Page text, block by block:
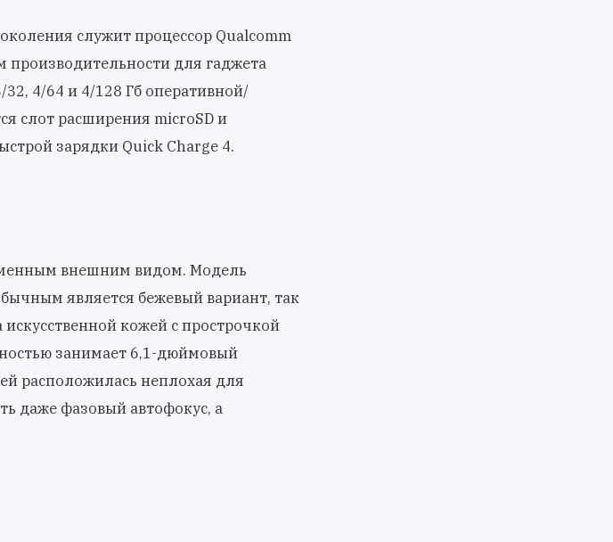
служит процессор Qualcomm
производительности для гаджета
4/64 и 4/128 Гб оперативной/
слот расширения microSD и
зарядки Quick Charge 4.
внешним видом. Модель
является бежевый вариант, так
кожей с прострочкой
занимает 6,1-дюймовый
расположилась неплохая для
даже фазовый автофокус, а